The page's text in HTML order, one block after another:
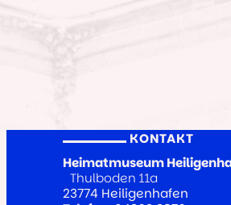
KONTAKT
Heimatmuseum
Thulboden 11a
23774 Heiligenhafen